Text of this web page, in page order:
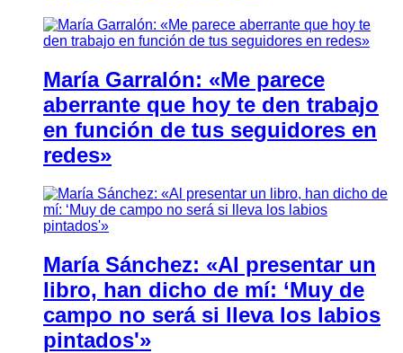
María Garralón: «Me parece
aberrante que hoy te den trabajo
en función de tus seguidores en
redes»
María Sánchez: «Al presentar un
libro, han dicho de mí: ‘Muy de
campo no será si lleva los labios
pintados'»